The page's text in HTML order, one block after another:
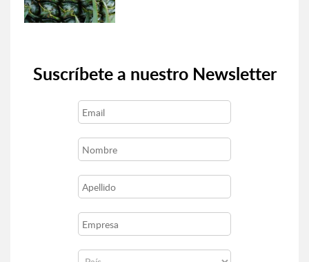
Suscríbete a nuestro Newsletter